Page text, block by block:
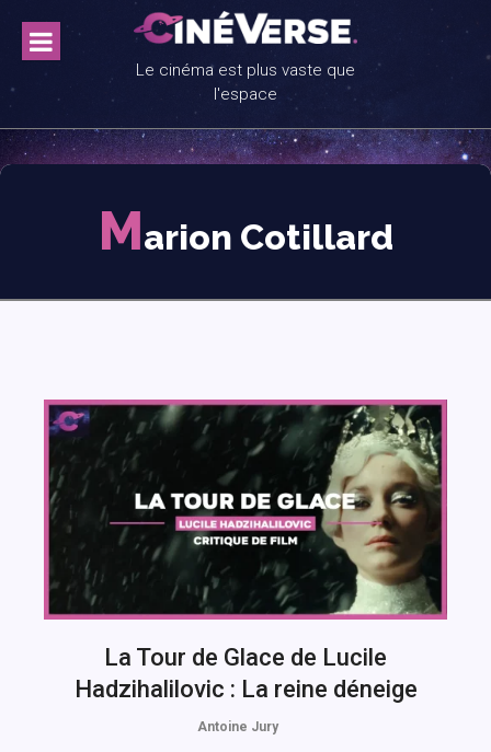
content
Le cinéma est plus vaste que
l'espace
Marion Cotillard
La Tour de Glace de Lucile
Hadzihalilovic : La reine déneige
Antoine Jury